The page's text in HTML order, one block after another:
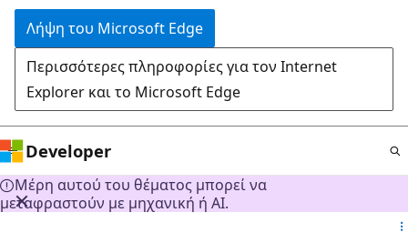
Λήψη του Microsoft Edge
Περισσότερες πληροφορίες για τον Internet
Explorer και το Microsoft Edge
Developer
Μέρη αυτού του θέματος μπορεί να
μεταφραστούν με μηχανική ή AI.